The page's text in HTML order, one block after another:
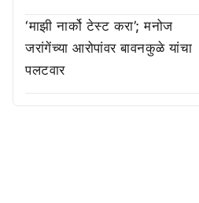
‘माझी नार्को टेस्ट करा’; मनोज
जरांगेंच्या आरोपांवर बावनकुळे यांचा
पलटवार